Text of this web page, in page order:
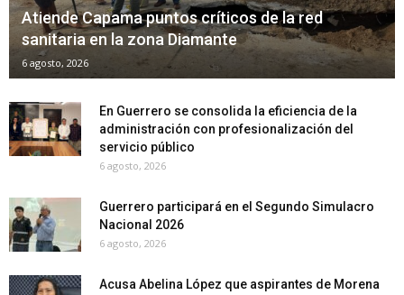
Atiende Capama puntos críticos de la red
sanitaria en la zona Diamante
6 agosto, 2026
En Guerrero se consolida la eficiencia de la
administración con profesionalización del
servicio público
6 agosto, 2026
Guerrero participará en el Segundo Simulacro
Nacional 2026
6 agosto, 2026
Acusa Abelina López que aspirantes de Morena